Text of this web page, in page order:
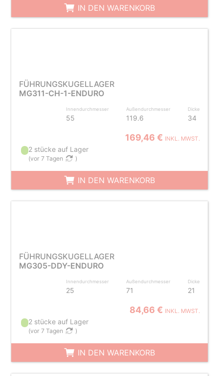
IN DEN WARENKORB
FÜHRUNGSKUGELLAGER
MG311-CH-1-ENDURO
Innendurchmesser
55
Außendurchmesser
119.6
Dicke
34
169,46 € INKL. MWST.
2 stücke auf Lager
(vor 7 Tagen )
IN DEN WARENKORB
FÜHRUNGSKUGELLAGER
MG305-DDY-ENDURO
Innendurchmesser
25
Außendurchmesser
71
Dicke
21
84,66 € INKL. MWST.
2 stücke auf Lager
(vor 7 Tagen )
IN DEN WARENKORB